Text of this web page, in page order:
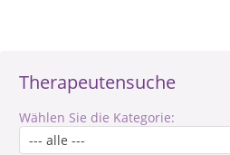
Therapeutensuche
Wählen Sie die Kategorie: